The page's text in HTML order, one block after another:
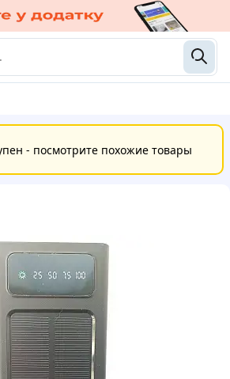
- посмотрите похожие товары